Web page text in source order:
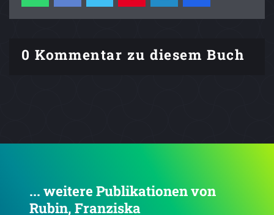
0 Kommentar zu diesem Buch
... weitere Publikationen von
Rubin, Franziska